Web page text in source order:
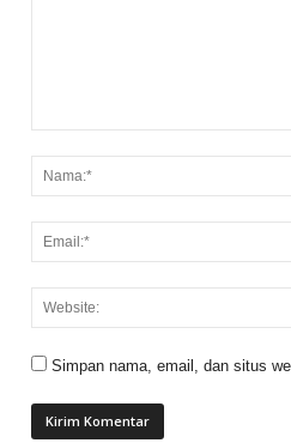
Simpan nama, email, dan situs